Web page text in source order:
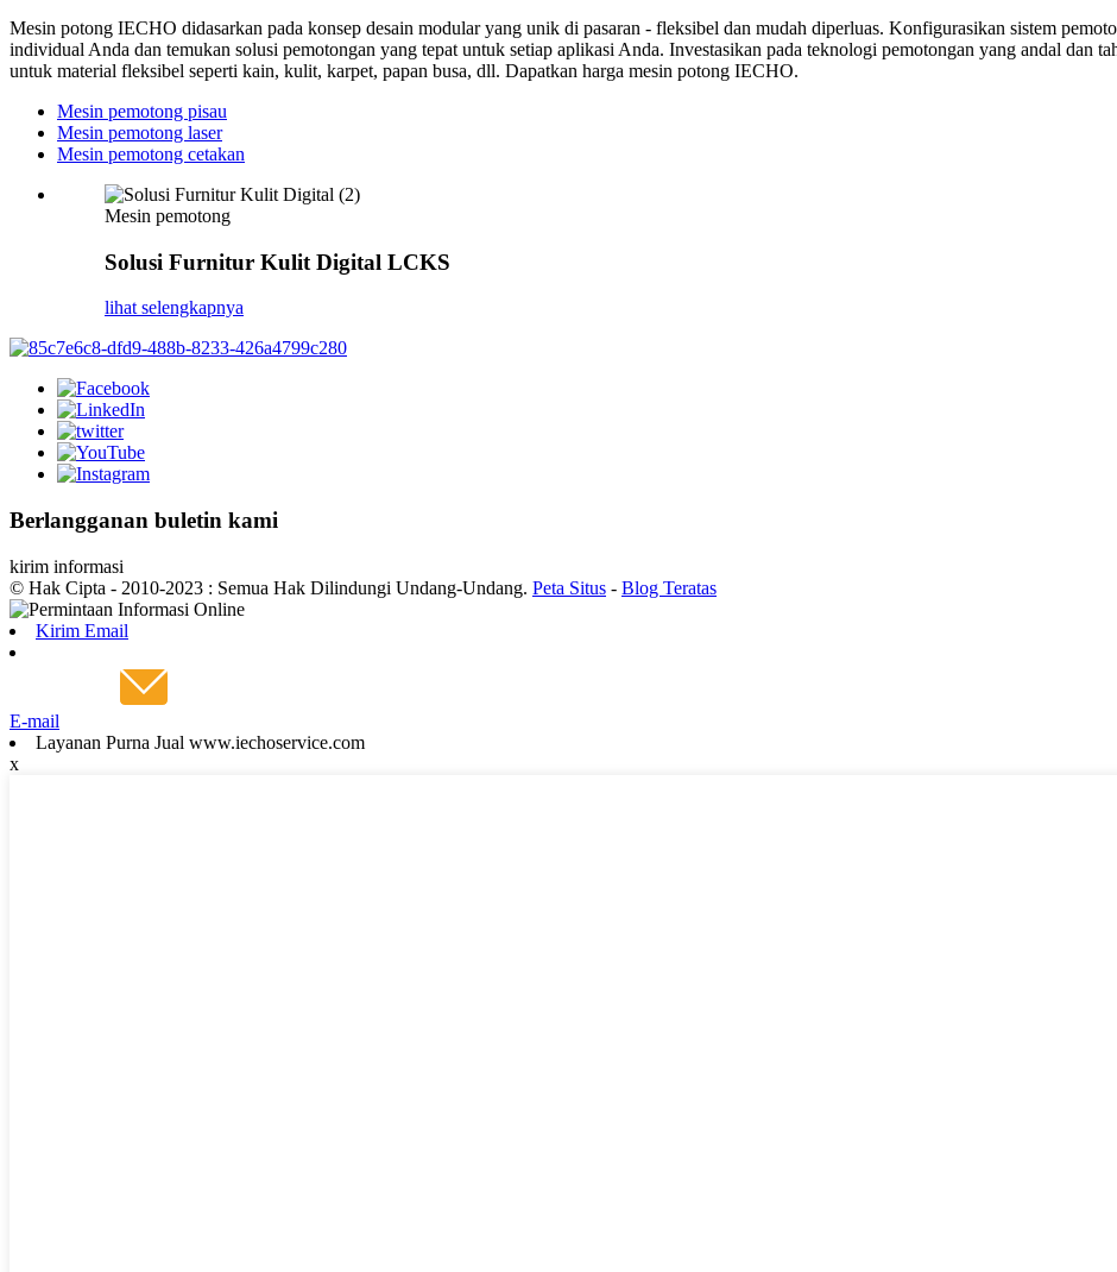
Mesin potong IECHO didasarkan pada konsep desain modular yang unik di pasaran - fleksibel dan mudah diperluas. Konfigurasikan sistem
individual Anda dan temukan solusi pemotongan yang tepat untuk setiap aplikasi Anda. Investasikan pada teknologi pemotongan yang andal dan
untuk material fleksibel seperti kain, kulit, karpet, papan busa, dll. Dapatkan harga mesin potong IECHO.
Mesin pemotong pisau
Mesin pemotong laser
Mesin pemotong cetakan
Mesin pemotong
Solusi Furnitur Kulit Digital LCKS
lihat selengkapnya
Berlangganan buletin kami
kirim informasi
© Hak Cipta - 2010-2023 : Semua Hak Dilindungi Undang-Undang. Peta Situs - Blog Teratas
Kirim Email
E-mail
Layanan Purna Jual www.iechoservice.com
x